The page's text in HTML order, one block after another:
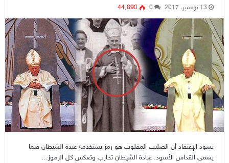
13 نوفمبر، 2017 0 44٬890
يسود الإعتقاد أن الصليب المقلوب هو رمز يستخدمه عبدة الشيطان فيما
يسمى القداس الأسود. عبادة الشيطان تحارب وتعكس كل الرموز…